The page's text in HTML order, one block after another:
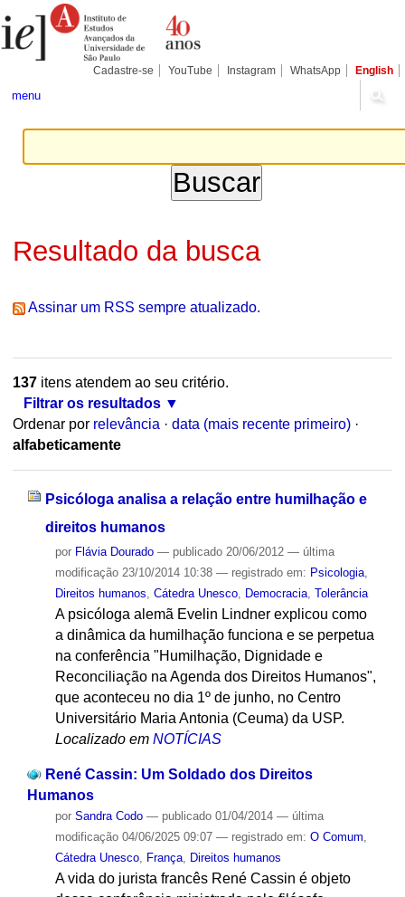
para
conteúdo.
Pessoais
Cadastre-se YouTube Instagram WhatsApp English
menu
Resultado da busca
Assinar um RSS sempre atualizado.
137itens atendem ao seu critério.
Filtrar os resultados
Ordenar por relevância · data (mais recente primeiro) ·
alfabeticamente
Psicóloga analisa a relação entre humilhação e
direitos humanos
por Flávia Dourado — publicado20/06/2012 — última
modificação23/10/2014 10:38 — registrado em: Psicologia,
Direitos humanos Cátedra Unesco, Democracia, Tolerância
A psicóloga alemã Evelin Lindner explicou como
a dinâmica da humilhação funciona e se perpetua
na conferência "Humilhação, Dignidade e
Reconciliação na Agenda dos Direitos Humanos",
que aconteceu no dia 1º de junho, no Centro
Universitário Maria Antonia (Ceuma) da USP.
Localizado em NOTÍCIAS
René Cassin: Um Soldado dos Direitos
Humanos
por Sandra Codo — publicado01/04/2014 — última
modificação04/06/2025 09:07 — registrado em: O Comum
Cátedra Unesco, França, Direitos humanos
A vida do jurista francês René Cassin é objeto